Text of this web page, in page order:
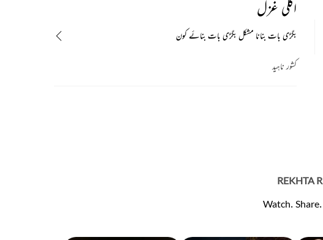
اگلی غزل
بگڑی بات بنانا مشکل بگڑی بات بنائے کون
کشور ناہید
REKHTA
Watch.